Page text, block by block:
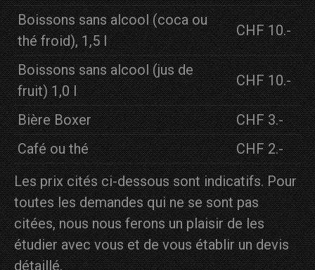
Boissons sans alcool (coca ou
thé froid), 1,5 l
CHF 10.-
Boissons sans alcool (jus de
fruit) 1,0 l
CHF 10.-
Bière Boxer
CHF 3.-
Café ou thé
CHF 2.-
Les prix cités ci-dessous sont indicatifs. Pour
toutes les demandes qui ne se sont pas
citées, nous nous ferons un plaisir de les
étudier avec vous et de vous établir un devis
détaillé.